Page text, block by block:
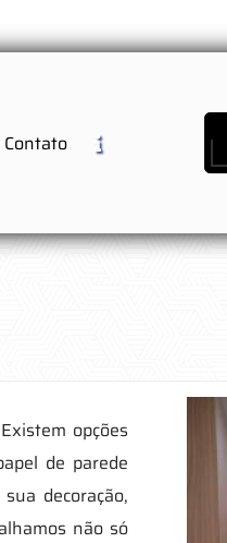
Contato
opções
de parede
decoração,
não só